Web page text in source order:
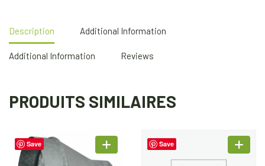
Description Additional Information
Additional Information Reviews
PRODUITS SIMILAIRES
Save Save